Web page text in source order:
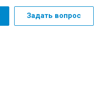
Задать вопрос